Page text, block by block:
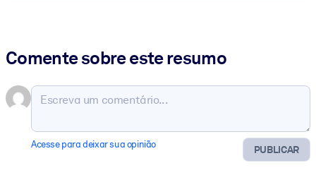
Comente sobre este resumo
PUBLICAR
Acesse para deixar sua opinião